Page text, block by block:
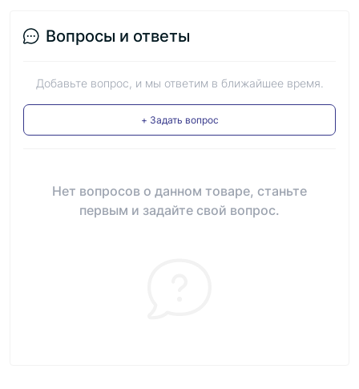
Вопросы и ответы
Добавьте вопрос, и мы ответим в ближайшее время.
+ Задать вопрос
Нет вопросов о данном товаре, станьте
первым и задайте свой вопрос.